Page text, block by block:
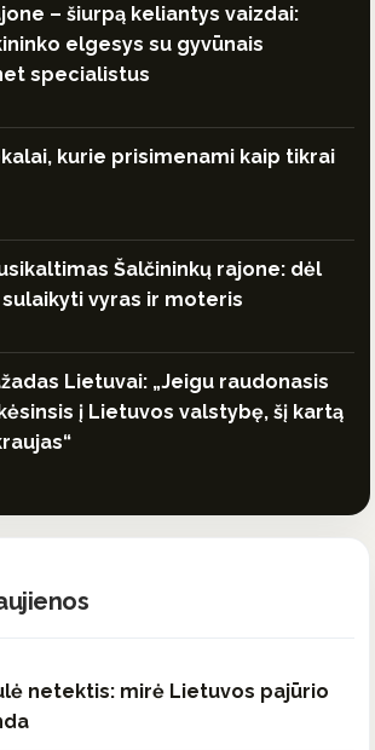
– šiurpą keliantys vaizdai:
elgesys su gyvūnais
specialistus
kurie prisimenami kaip tikrai
Šalčininkų rajone: dėl
vyras ir moteris
Lietuvai: „Jeigu raudonasis
į Lietuvos valstybę, šį kartą
netektis: mirė Lietuvos pajūrio